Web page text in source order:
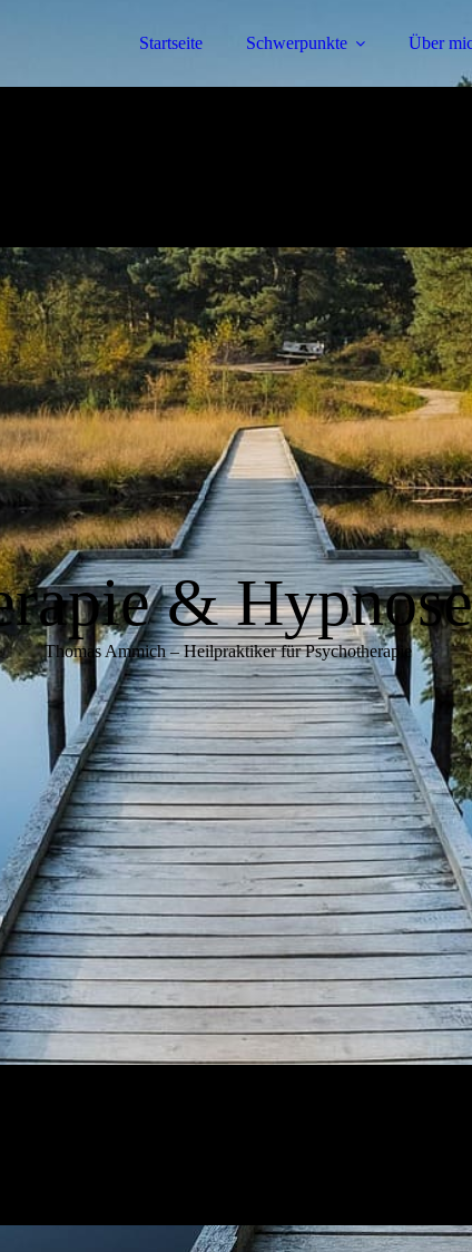
Startseite Schwerpunkte Über
&
Thomas Ammich – Heilpraktiker für Psychotherapie